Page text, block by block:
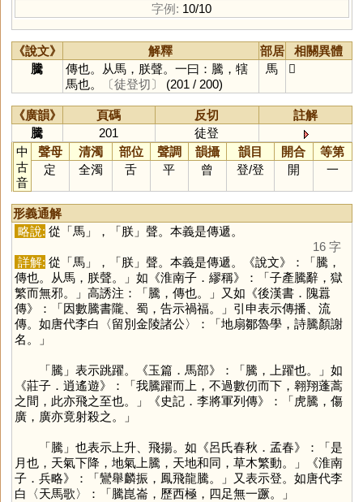
字例: 10/10
《說文》 解釋 部居
相關異體
騰
傳也。从馬，朕聲。一曰：騰，犗
馬也。
〔徒登切〕 (201 / 200)
馬 𦫀
《廣韻》 頁碼 反切
註解
騰
201
徒登
中
古
音
聲母 清濁 部位 聲調 韻攝 韻目 開合
等第
定
全濁 舌 平 曾 登/登 開 一
形義通解
略說: 從「馬」，「朕」聲。本義是傳遞。
16 字
詳解: 從「馬」，「朕」聲。本義是傳遞。《說文》：「騰，
傳也。从馬，朕聲。」如《淮南子．繆稱》：「子產騰辭，獄
繁而無邪。」高誘注：「騰，傳也。」又如《後漢書．隗囂
傳》：「因數騰書隴、蜀，告示禍福。」引申表示傳播、流
傳。如唐代李白〈留別金陵諸公〉：「地扇鄒魯學，詩騰顏謝
名。」
「騰 」表示跳躍。《玉篇．馬部》：「騰，上躍也。」如
《莊子．逍遙遊》：「我騰躍而上，不過數仞而下，翱翔蓬蒿
之間，此亦飛之至也。」《史記．李將軍列傳》：「虎騰，傷
廣，廣亦竟射殺之。」
「騰 」也表示上升、飛揚。如《呂氏春秋．孟春》：「是
月也，天氣下降，地氣上騰，天地和同，草木繁動。」《淮南
子．兵略》：「鸞舉麟振，鳳飛龍騰。」又表示登。如唐代李
白〈天馬歌〉：「騰崑崙，歷西極，四足無一蹶。」